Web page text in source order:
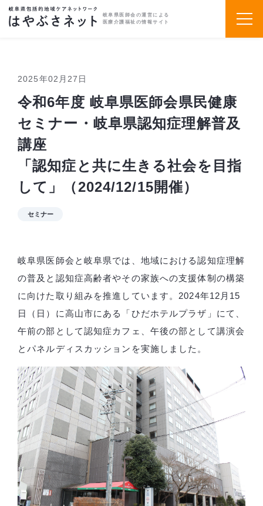
岐阜県医師会の運営による
医療介護福祉の情報サイト
2025年02月27日
令和6年度 岐阜県医師会県民健康
セミナー・岐阜県認知症理解普及
講座
「認知症と共に生きる社会を目指
して」（2024/12/15開催）
セミナー
岐阜県医師会と岐阜県では、地域における認知症理解
の普及と認知症高齢者やその家族への支援体制の構築
に向けた取り組みを推進しています。2024年12月15
日（日）に高山市にある「ひだホテルプラザ」にて、
午前の部として認知症カフェ、午後の部として講演会
とパネルディスカッションを実施しました。